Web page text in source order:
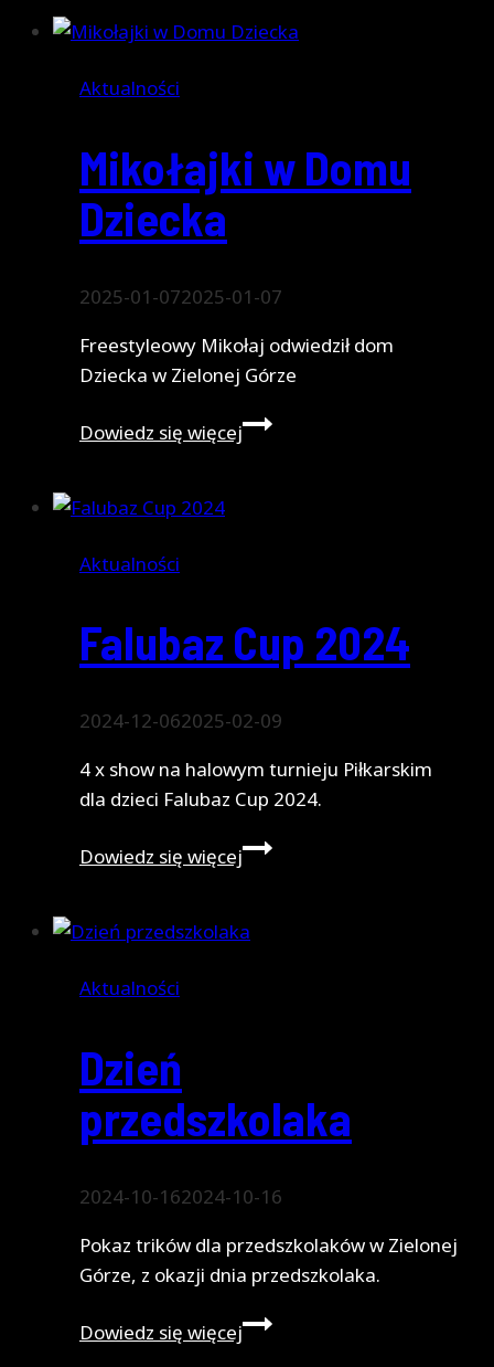
Aktualności
Mikołajki w Domu
Dziecka
2025-01-072025-01-07
Freestyleowy Mikołaj odwiedził dom
Dziecka w Zielonej Górze
Dowiedz się więcejMikołajki
Aktualności
Falubaz Cup 2024
2024-12-062025-02-09
4 x show na halowym turnieju Piłkarskim
dla dzieci Falubaz Cup 2024.
Dowiedz się więcejFalubaz
Aktualności
Dzień
przedszkolaka
2024-10-162024-10-16
Pokaz trików dla przedszkolaków w Zielonej
Górze, z okazji dnia przedszkolaka.
Dowiedz się więcejDzień